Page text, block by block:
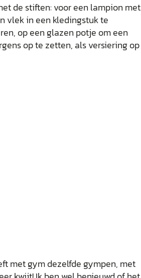
de stiften: voor een lampion met
vlek in een kledingstuk te
op een glazen potje om een
op te zetten, als versiering op
met gym dezelfde gympen, met